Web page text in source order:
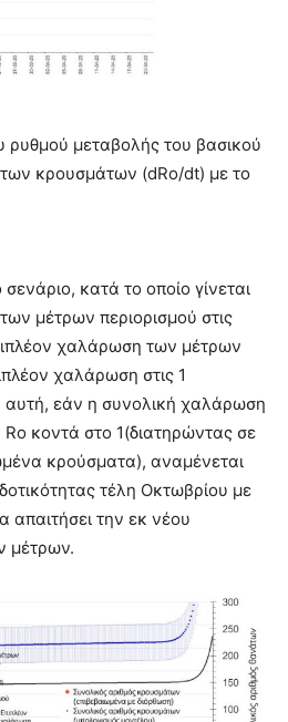
μεταβολής του βασικού
κρουσμάτων (dRo/dt) με το
κατά το οποίο γίνεται
μέτρων περιορισμού στις
χαλάρωση των μέτρων
χαλάρωση στις 1
αυτή, εάν η συνολική χαλάρωση
Ro κοντά στο 1(διατηρώντας σε
κρούσματα), αναμένεται
τέλη Οκτωβρίου με
απαιτήσει την εκ νέου
μέτρων.